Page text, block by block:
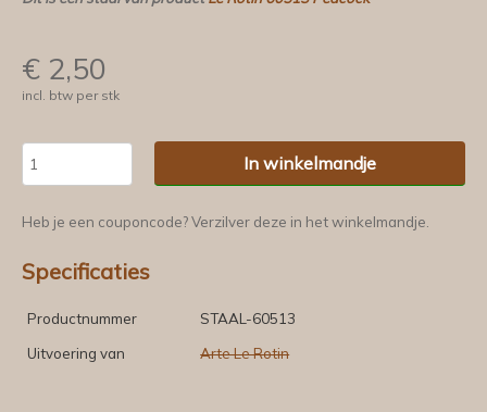
€ 2,50
incl. btw per stk
In winkelmandje
Heb je een couponcode? Verzilver deze in het winkelmandje.
Specificaties
Productnummer
STAAL-60513
Uitvoering van
Arte Le Rotin